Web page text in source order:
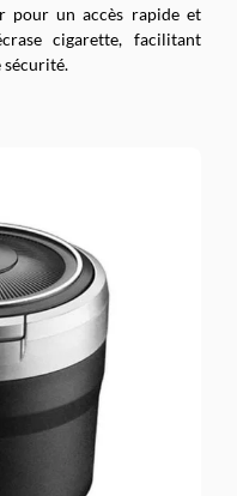
pour un accès rapide et
cigarette, facilitant
sécurité.